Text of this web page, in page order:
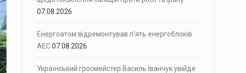
ремонт із…
У липні сили ППО перехопили…
07.08.2026
Енергоатом відремонтував п’ять енергоблоків
АЕС07.08.2026
Український гросмейстер Василь Іванчук увійде